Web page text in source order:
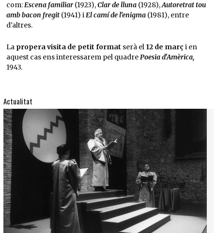
com:Escena familiar(1923),Clar de lluna (1928),Autoretrat tou
amb bacon fregit(1941) iEl camí de l’enigma(1981), entre
d'altres.
La propera visita de petit format serà el 12 de març i en
aquest cas ens interessarem pel quadrePoesia d'Amèrica,
1943.
Actualitat